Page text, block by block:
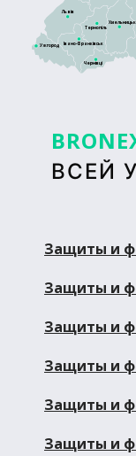
ВСЕЙ
Тернопіль
Львів
Ужгород
Чернівці
Івано-Франківськ
Защиты и
Защиты и
Защиты и
Защиты и
Защиты и
Защиты и